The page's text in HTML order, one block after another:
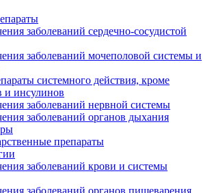
заболеваний сердечно-сосудистой
заболеваний мочеполовой системы и
системного действия, кроме
и инсулинов
заболеваний нервной системы
заболеваний органов дыхания
препараты
заболеваний крови и системы
заболеваний органов пищеварения